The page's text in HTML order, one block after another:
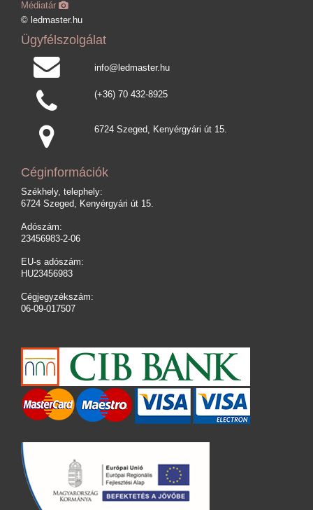
Médiatár
© ledmaster.hu
Ügyfélszolgálat
info@ledmaster.hu
(+36) 70 432-8925
6724 Szeged, Kenyérgyári út 15.
Céginformációk
Székhely, telephely:
6724 Szeged, Kenyérgyári út 15.
Adószám:
23456983-2-06
EU-s adószám:
HU23456983
Cégjegyzékszám:
06-09-017507